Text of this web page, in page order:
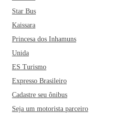
Bistrô Dal Molin, o O2 Life
Mexicano. Ah, se puder escolher, a
visitar a cidade é durante o mês de
realizada a famosa Marejada, festa
e principal festa municipal de Itajaí!
Star Bus
Kaissara
Princesa dos Inhamuns
Unida
ES Turismo
Expresso Brasileiro
Cadastre seu ônibus
Seja um motorista parceiro